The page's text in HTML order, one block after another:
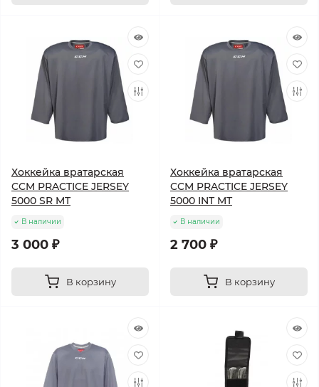
Хоккейка вратарская
CCM PRACTICE JERSEY
5000 SR MT
В наличии
3 000 ₽
В корзину
Хоккейка вратарская
CCM PRACTICE JERSEY
5000 INT MT
В наличии
2 700 ₽
В корзину